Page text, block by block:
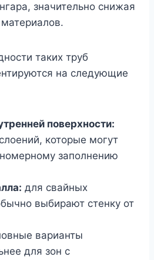
значительно снижая
таких труб
на следующие
поверхности:
которые могут
заполнению
для свайных
выбирают стенку от
варианты
для зон с